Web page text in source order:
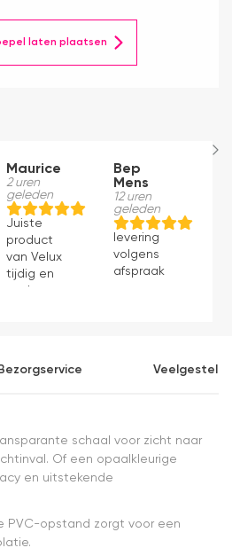
laten plaatsen
Maurice
2 uren
geleden
Juiste
product
van Velux
tijdig en
verwachting.
Bep
Mens
12 uren
geleden
levering
volgens
afspraak
Bezorgservice
schaal voor zicht naar
Of een opaalkleurige
en uitstekende
PVC-opstand zorgt voor een